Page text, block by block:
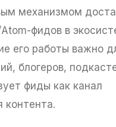
механизмом
фидов в
его работы важно
блогеров,
фиды как канал
контента.